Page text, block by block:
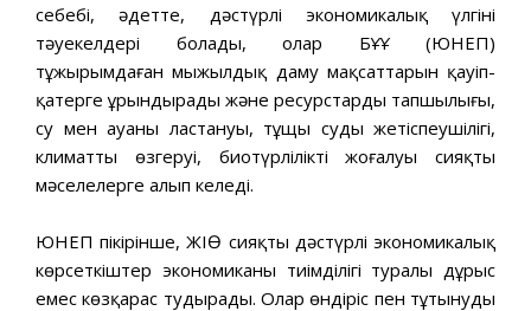
себебі, әдетте, дәстүрлі экономикалық үлгінің
тәуекелдері болады, олар БҰҰ (ЮНЕП)
тұжырымдаған мыңжылдық даму мақсаттарын қауіп-
қатерге ұрындырады және ресурстардың тапшылығы,
су мен ауаның ластануы, тұщы судың жетіспеушілігі,
климаттың өзгеруі, биотүрліліктің жоғалуы сияқты
мәселелерге алып келеді.
ЮНЕП пікірінше, ЖІӨ сияқты дәстүрлі экономикалық
көрсеткіштер экономиканың тиімділігі туралы дұрыс
емес көзқарас тудырады. Олар өндіріс пен тұтынудың